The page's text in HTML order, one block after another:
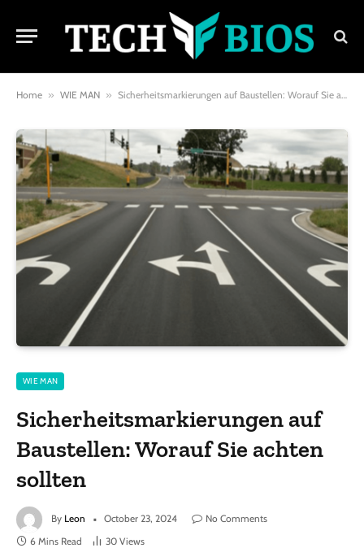
Home » WIE MAN » Sicherheitsmarkierungen auf Baustellen: Worauf Sie achten sollten
WIE MAN
Sicherheitsmarkierungen auf
Baustellen: Worauf Sie achten
sollten
By Leon October 23, 2024
No Comments
6 Mins Read
30 Views